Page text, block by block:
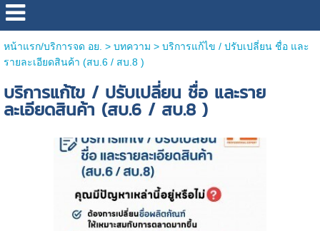
หน้าแรก/บริการจด อย. > บทความ > บริการแก้ไข / ปรับเปลี่ยน ชื่อ และ
รายละเอียดสินค้า (สบ.6 / สบ.8 )
บริการแก้ไข / ปรับเปลี่ยน ชื่อ และราย
ละเอียดสินค้า (สบ.6 / สบ.8 )